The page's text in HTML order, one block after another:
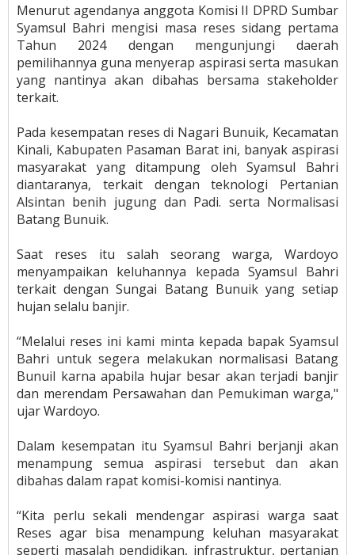
Menurut agendanya anggota Komisi II DPRD Sumbar
Syamsul Bahri mengisi masa reses sidang pertama
Tahun 2024 dengan mengunjungi daerah
pemilihannya guna menyerap aspirasi serta masukan
yang nantinya akan dibahas bersama stakeholder
terkait.
Pada kesempatan reses di Nagari Bunuik, Kecamatan
Kinali, Kabupaten Pasaman Barat ini, banyak aspirasi
masyarakat yang ditampung oleh Syamsul Bahri
diantaranya, terkait dengan teknologi Pertanian
Alsintan benih jugung dan Padi. serta Normalisasi
Batang Bunuik.
Saat reses itu salah seorang warga, Wardoyo
menyampaikan keluhannya kepada Syamsul Bahri
terkait dengan Sungai Batang Bunuik yang setiap
hujan selalu banjir.
“Melalui reses ini kami minta kepada bapak Syamsul
Bahri untuk segera melakukan normalisasi Batang
Bunuil karna apabila hujar besar akan terjadi banjir
dan merendam Persawahan dan Pemukiman warga,"
ujar Wardoyo.
Dalam kesempatan itu Syamsul Bahri berjanji akan
menampung semua aspirasi tersebut dan akan
dibahas dalam rapat komisi-komisi nantinya.
“Kita perlu sekali mendengar aspirasi warga saat
Reses agar bisa menampung keluhan masyarakat
seperti masalah pendidikan, infrastruktur, pertanian